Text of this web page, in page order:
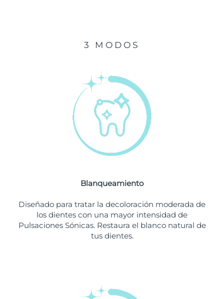
3 MODOS
Blanqueamiento
Diseñado para tratar la decoloración moderada de
los dientes con una mayor intensidad de
Pulsaciones Sónicas. Restaura el blanco natural de
tus dientes.
Entrega prevista
Entrega prevista
Entrega prevista
Entrega prevista
Reunión Entrega prevista8/14/26
Entrega prevista